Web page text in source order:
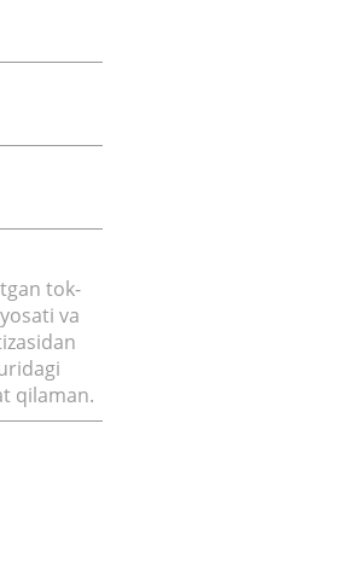
tok-
va
qilaman.